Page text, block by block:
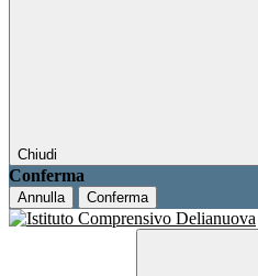
Chiudi
Conferma
Annulla Conferma